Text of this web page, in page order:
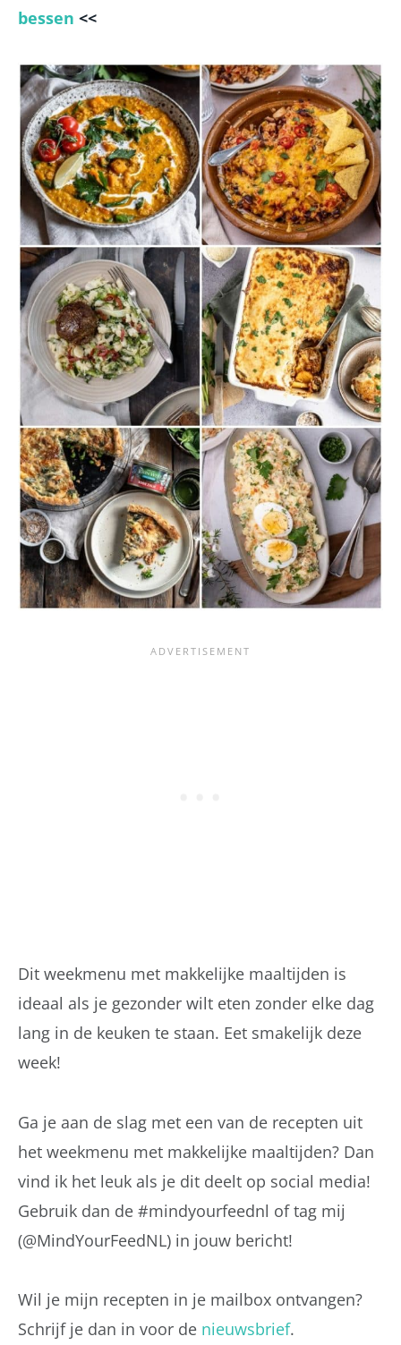
bessen <<
Dit weekmenu met makkelijke maaltijden is
ideaal als je gezonder wilt eten zonder elke dag
lang in de keuken te staan. Eet smakelijk deze
week!
Ga je aan de slag met een van de recepten uit
het weekmenu met makkelijke maaltijden? Dan
vind ik het leuk als je dit deelt op social media!
Gebruik dan de #mindyourfeednl of tag mij
(@MindYourFeedNL) in jouw bericht!
Wil je mijn recepten in je mailbox ontvangen?
Schrijf je dan in voor de nieuwsbrief.